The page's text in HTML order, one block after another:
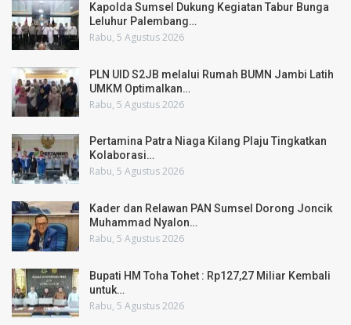
Kapolda Sumsel Dukung Kegiatan Tabur Bunga
Leluhur Palembang…
Rabu, 5 Agustus 2026
PLN UID S2JB melalui Rumah BUMN Jambi Latih
UMKM Optimalkan…
Rabu, 5 Agustus 2026
Pertamina Patra Niaga Kilang Plaju Tingkatkan
Kolaborasi…
Rabu, 5 Agustus 2026
Kader dan Relawan PAN Sumsel Dorong Joncik
Muhammad Nyalon…
Rabu, 5 Agustus 2026
Bupati HM Toha Tohet : Rp127,27 Miliar Kembali
untuk…
Rabu, 5 Agustus 2026